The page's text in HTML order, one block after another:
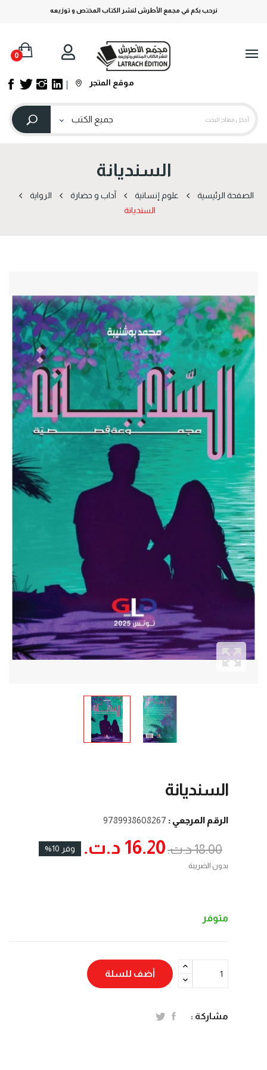
نرحب بكم في مجمع الأطرش لنشر الكتاب المختص و توزيعه
0
موقع المتجر
السنديانة
الصفحة الرئيسية علوم إنسانية آداب و حضارة
الرواية
السنديانة
السنديانة
الرقم المرجعي : 9789938608267
18.00 د.ت.‏ 16.20 د.ت.‏ وفر 10%
بدون الضريبة
متوفر
أضف للسلة
مشاركة :